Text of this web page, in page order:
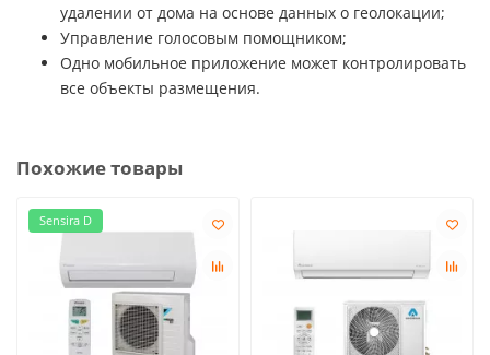
удалении от дома на основе данных о геолокации;
Управление голосовым помощником;
Одно мобильное приложение может контролировать
все объекты размещения.
Похожие товары
Sensira D